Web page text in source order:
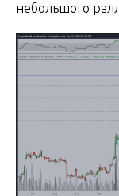
небольшого